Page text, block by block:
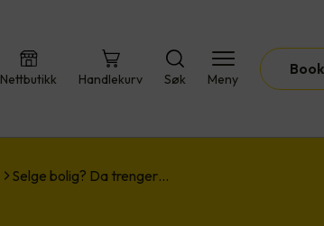
Nettbutikk Handlekurv Søk Meny
Selge bolig? Da trenger…